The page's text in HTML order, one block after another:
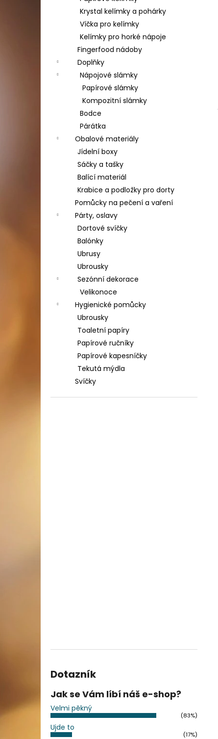
Krystal kelímky a pohárky
Víčka pro kelímky
Kelímky pro horké nápoje
Fingerfood nádoby
Doplňky
Nápojové slámky
Papírové slámky
Kompozitní slámky
Bodce
Párátka
Obalové materiály
Jídelní boxy
Sáčky a tašky
Balící materiál
Krabice a podložky pro dorty
Pomůcky na pečení a vaření
Párty, oslavy
Dortové svíčky
Balónky
Ubrusy
Ubrousky
Sezónní dekorace
Velikonoce
Hygienické pomůcky
Ubrousky
Toaletní papíry
Papírové ručníky
Papírové kapesníčky
Tekutá mýdla
Svíčky
Dotazník
Jak se Vám líbí náš e-shop?
Velmi pěkný
(83%)
Ujde to
(17%)